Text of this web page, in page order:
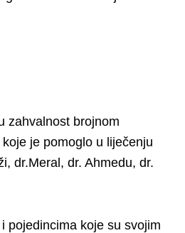
zahvalnost brojnom
je pomoglo u liječenju
dr.Meral, dr. Ahmedu, dr.
pojedincima koje su svojim